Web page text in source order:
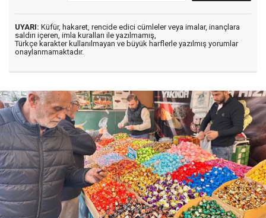
UYARI: Küfür, hakaret, rencide edici cümleler veya imalar, inançlara
saldırı içeren, imla kuralları ile yazılmamış,
Türkçe karakter kullanılmayan ve büyük harflerle yazılmış yorumlar
onaylanmamaktadır.